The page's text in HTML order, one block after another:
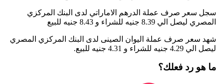
سجل سعر صرف عملة الدرهم الاماراتي لدى البنك المركزي
المصري ليصل الي 8.39 جنيه للشراء و 8.43 جنيه للبيع
شهد سعر صرف عملة اليوان الصينى لدى البنك المركزي المصري
ليصل الي 4.29 جنيه للشراء و 4.31 جنيه للبيع.
ما هو رد فعلك؟